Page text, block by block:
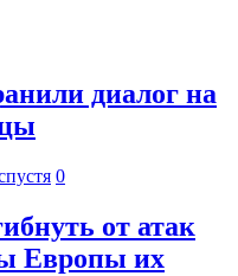
диалог на
0
от атак
Европы их